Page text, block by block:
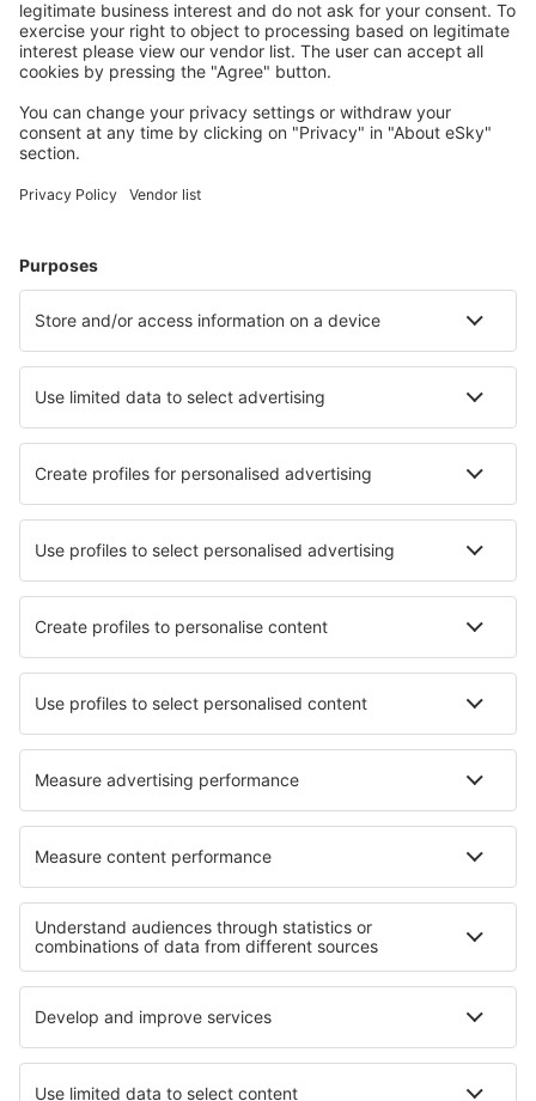
Attraktive Preise und Spezialangebote für eingeloggte
Benutzer.
Wählen Sie aus über 1,3 Millionen Unterkünften: Hotels,
Hütten, Apartments und andere.
Hotels in den Niederlanden - Beliebte Städte
Hotels in Egmond aan Zee Hotels in Kamperland
Hotels in Amsterdam Hotels in Eijsden Hotels in Veere
Hotels in De Koog
Hotels in Channel Port Aux Basques Hotels in Buchans
Hotels in Villers-la-Faye Hotels in Vikajärvi
Hotels in Toyama Hotels in Bellante Stazione
Hotels in Losne Hotels in Apóstoles
Die besten Hotels - Regionen
Hotels in den Niederlanden Hotels in Trois Vallées
Hotels in der Fränkischen Schweiz
Hotels in Korsika Hotels auf Molokai